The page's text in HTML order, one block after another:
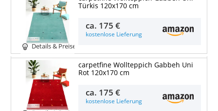
Details & Preise
Türkis 120x170 cm
ca. 175 €
kostenlose Lieferung
carpetfine Wollteppich Gabbeh Uni
Rot 120x170 cm
ca. 175 €
kostenlose Lieferung